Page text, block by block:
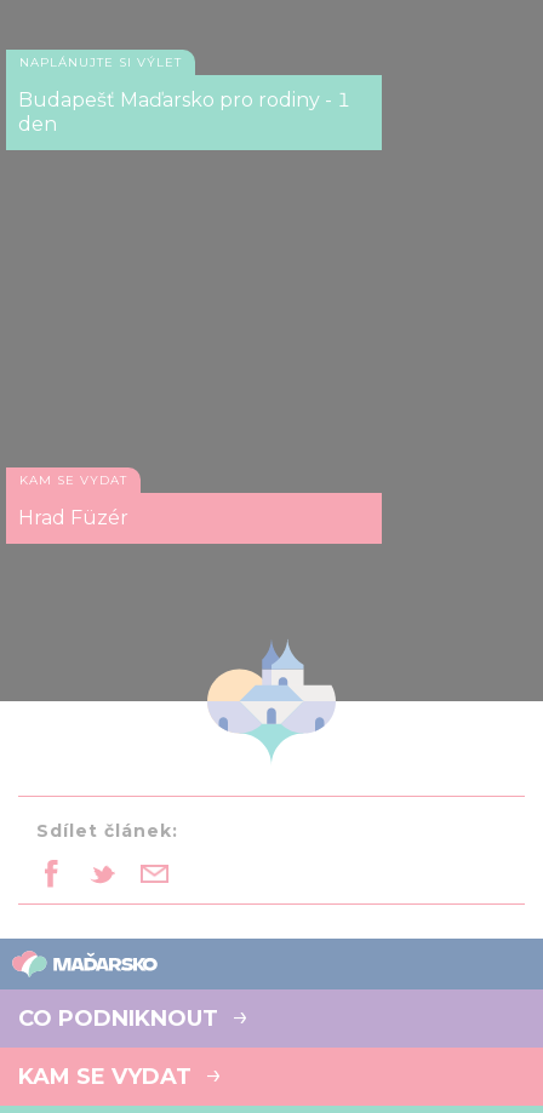
NAPLÁNUJTE SI VÝLET
Budapešť Maďarsko pro rodiny - 1
den
KAM SE VYDAT
Hrad Füzér
Sdílet článek:
CO PODNIKNOUT
KAM SE VYDAT